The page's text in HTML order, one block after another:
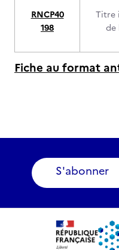
RNCP40
198
Titre
de
Fiche au format
S'abonner